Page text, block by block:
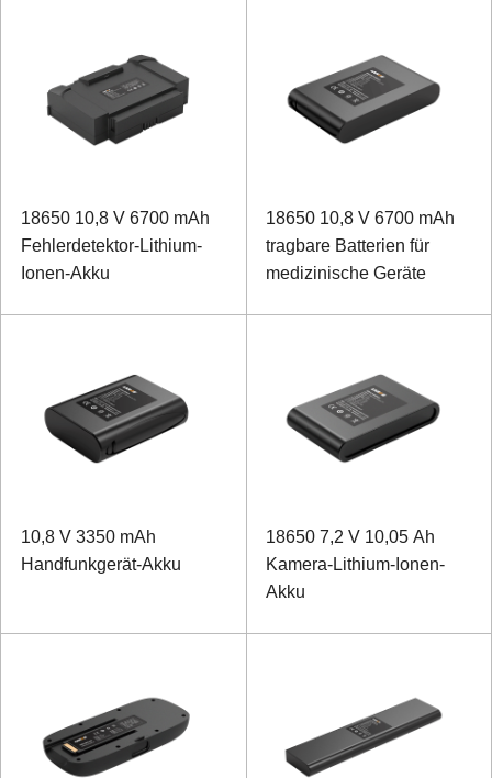
18650 10,8 V 6700 mAh
Fehlerdetektor-Lithium-
Ionen-Akku
18650 10,8 V 6700 mAh
tragbare Batterien für
medizinische Geräte
10,8 V 3350 mAh
Handfunkgerät-Akku
18650 7,2 V 10,05 Ah
Kamera-Lithium-Ionen-
Akku